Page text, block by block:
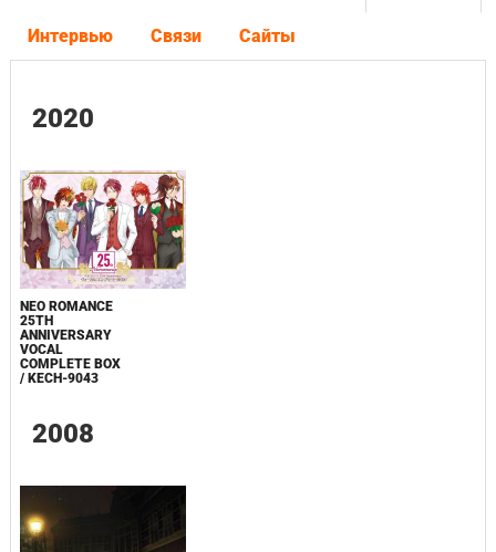
Интервью Связи Сайты
2020
NEO ROMANCE
25TH
ANNIVERSARY
VOCAL
COMPLETE BOX
/ KECH-9043
2008